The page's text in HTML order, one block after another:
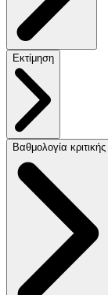
Εκτίμηση
Βαθμολογία κριτικής